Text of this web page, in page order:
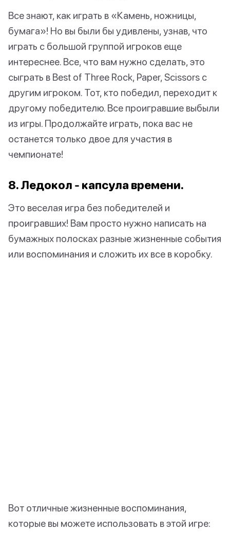
Все знают, как играть в «Камень, ножницы,
бумага»! Но вы были бы удивлены, узнав, что
играть с большой группой игроков еще
интереснее. Все, что вам нужно сделать, это
сыграть в Best of Three Rock, Paper, Scissors с
другим игроком. Тот, кто победил, переходит к
другому победителю. Все проигравшие выбыли
из игры. Продолжайте играть, пока вас не
останется только двое для участия в
чемпионате!
8. Ледокол - капсула времени.
Это веселая игра без победителей и
проигравших! Вам просто нужно написать на
бумажных полосках разные жизненные события
или воспоминания и сложить их все в коробку.
Вот отличные жизненные воспоминания,
которые вы можете использовать в этой игре: